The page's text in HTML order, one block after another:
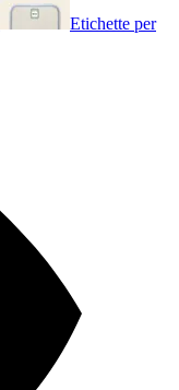
Etichette per